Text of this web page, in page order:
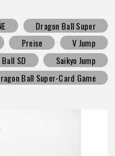
Dragon Ball Super
Preise
V Jump
SD
Saikyo Jump
Ball Super-Card Game